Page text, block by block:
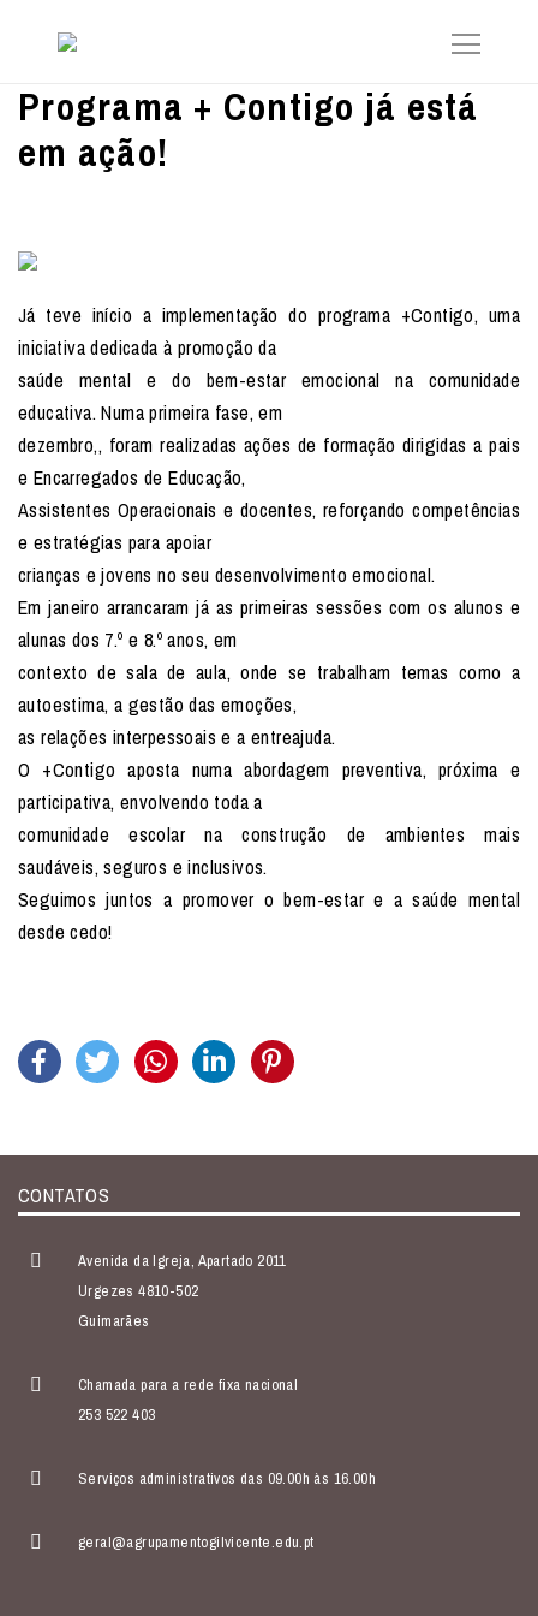
Programa + Contigo já está
em ação!
Já teve início a implementação do programa +Contigo, uma
iniciativa dedicada à promoção da
saúde mental e do bem-estar emocional na comunidade
educativa. Numa primeira fase, em
dezembro,, foram realizadas ações de formação dirigidas a pais
e Encarregados de Educação,
Assistentes Operacionais e docentes, reforçando competências
e estratégias para apoiar
crianças e jovens no seu desenvolvimento emocional.
Em janeiro arrancaram já as primeiras sessões com os alunos e
alunas dos 7.º e 8.º anos, em
contexto de sala de aula, onde se trabalham temas como a
autoestima, a gestão das emoções,
as relações interpessoais e a entreajuda.
O +Contigo aposta numa abordagem preventiva, próxima e
participativa, envolvendo toda a
comunidade escolar na construção de ambientes mais
saudáveis, seguros e inclusivos.
Seguimos juntos a promover o bem-estar e a saúde mental
desde cedo!
CONTATOS
Avenida da Igreja, Apartado 2011
Urgezes 4810-502
Guimarães
Chamada para a rede fixa nacional
253 522 403
Serviços administrativos das 09.00h às 16.00h
geral@agrupamentogilvicente.edu.pt